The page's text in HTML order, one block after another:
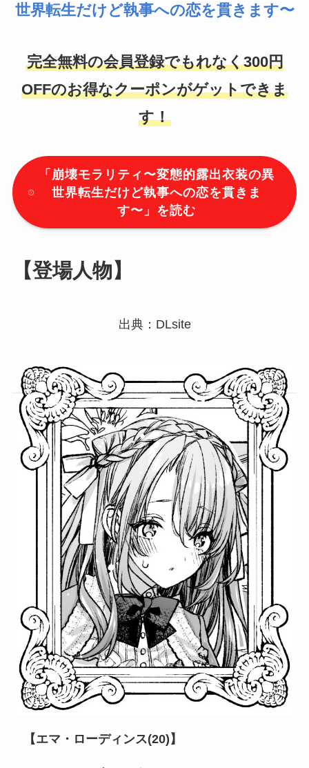
世界転生だけど執事への恋を貫きます〜
完全無料の会員登録でもれなく300円
OFFのお得なクーポンがゲットできま
す！
「 崩壊モラリティ〜変態的露出衣装の異
世界転生だけど執事への恋を貫きま
す〜 」を読む
【登場人物】
出典：DLsite
【エマ・ローディンス(20)】